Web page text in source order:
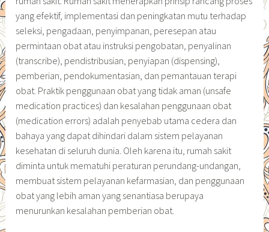
yang efektif, implementasi dan peningkatan mutu terhadap
seleksi, pengadaan, penyimpanan, peresepan atau
permintaan obat atau instruksi pengobatan, penyalinan
(transcribe), pendistribusian, penyiapan (dispensing),
pemberian, pendokumentasian, dan pemantauan terapi
obat. Praktik penggunaan obat yang tidak aman (unsafe
medication practices) dan kesalahan penggunaan obat
(medication errors) adalah penyebab utama cedera dan
bahaya yang dapat dihindari dalam sistem pelayanan
kesehatan di seluruh dunia. Oleh karena itu, rumah sakit
diminta untuk mematuhi peraturan perundang-undangan,
membuat sistem pelayanan kefarmasian, dan penggunaan
obat yang lebih aman yang senantiasa berupaya
menurunkan kesalahan pemberian obat.